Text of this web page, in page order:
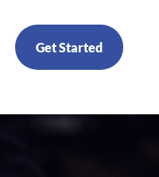
Get Started